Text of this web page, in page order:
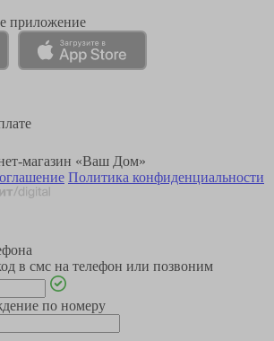
приложение
магазин «Ваш Дом»
Политика конфиденциальности
в смс на телефон или позвоним
по номеру